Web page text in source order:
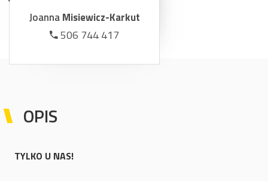
JoannaMisiewicz-Karkut
506 744 417
OPIS
TYLKO U NAS!